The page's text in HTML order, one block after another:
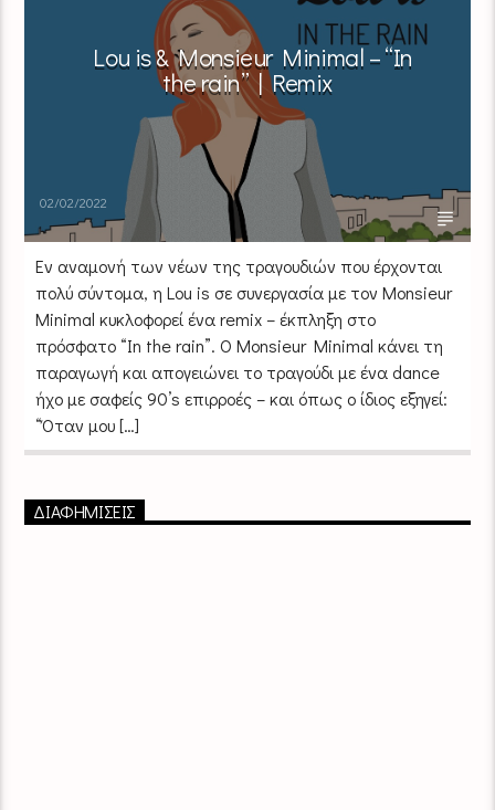
Lou is & Monsieur Minimal – “In
the rain” | Remix
02/02/2022
Εν αναμονή των νέων της τραγουδιών που έρχονται
πολύ σύντομα, η Lou is σε συνεργασία με τον Monsieur
Minimal κυκλοφορεί ένα remix – έκπληξη στο
πρόσφατο “In the rain”. Ο Monsieur Minimal κάνει τη
παραγωγή και απογειώνει το τραγούδι με ένα dance
ήχο με σαφείς 90’s επιρροές – και όπως ο ίδιος εξηγεί:
“Όταν μου […]
ΔΙΑΦΗΜΙΣΕΙΣ